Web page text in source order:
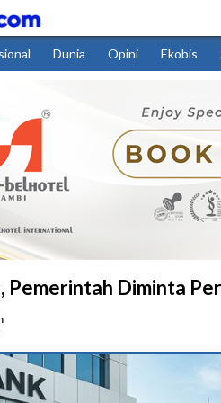
Dunia Opini Ekobis
Pemerintah Diminta